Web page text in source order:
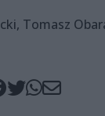
Tomasz